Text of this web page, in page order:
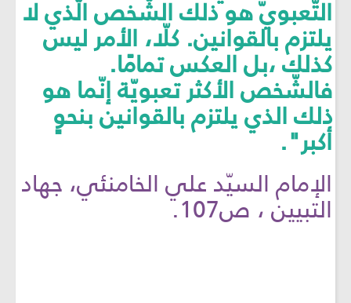
التّعبويّ هو ذلك الشّخص الّذي لا
يلتزم بالقوانين. كلّا، الأمر ليس
كذلك ،بل العكس تمامًا.
فالشّخص الأكثر تعبويّة إنّما هو
ذلك الذي يلتزم بالقوانين بنحوٍ
أكبر".
الإمام السيّد علي الخامنئي، جهاد
التبيين ، ص107.